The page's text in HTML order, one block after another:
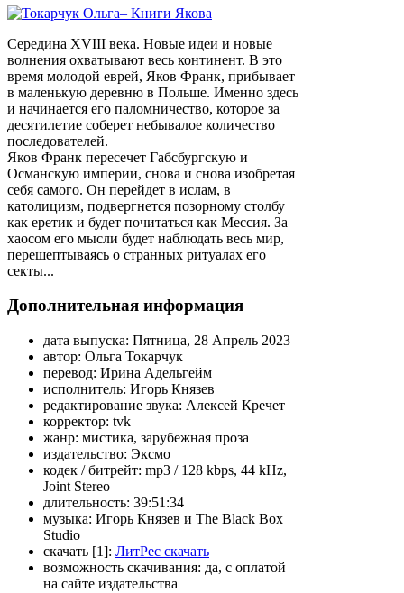
Середина XVIII века. Новые идеи и новые
волнения охватывают весь континент. В это
время молодой еврей, Яков Франк, прибывает
в маленькую деревню в Польше. Именно здесь
и начинается его паломничество, которое за
десятилетие соберет небывалое количество
последователей.
Яков Франк пересечет Габсбургскую и
Османскую империи, снова и снова изобретая
себя самого. Он перейдет в ислам, в
католицизм, подвергнется позорному столбу
как еретик и будет почитаться как Мессия. За
хаосом его мысли будет наблюдать весь мир,
перешептываясь о странных ритуалах его
секты...
Дополнительная информация
дата выпуска: Пятница, 28 Апрель 2023
автор: Ольга Токарчук
перевод: Ирина Адельгейм
исполнитель: Игорь Князев
редактирование звука: Алексей Кречет
корректор: tvk
жанр: мистика, зарубежная проза
издательство: Эксмо
кодек / битрейт: mp3 / 128 kbps, 44 kHz,
Joint Stereo
длительность: 39:51:34
музыка: Игорь Князев и The Black Box
Studio
скачать [1]: ЛитРес скачать
возможность скачивания: да, с оплатой
на сайте издательства